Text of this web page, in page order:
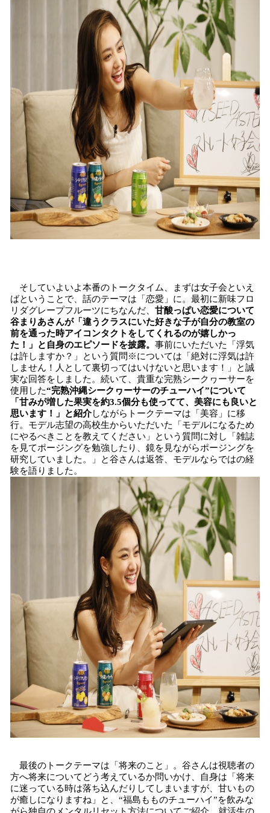
そしていよいよ本番のトークタイム、まずは女子会といえ
ばということで、話のテーマは「恋愛」に。最初に新味フロ
リダグレープフルーツにちなんだ、 甘酸っぱい恋愛について
谷まりあさんが「違うクラスにいた好きな子が自分の教室の
前を通った時アイコンタクトをしてくれるのが嬉しかっ
た！」と自身のエピソードを披露。 事前にいただいた「浮気
は許しますか？」という質問※については「絶対に浮気は許
しません！人として裏切ってはいけないと思います！」と誠
実な回答をしました。続いて、貴重な完熟シークヮーサーを
使用した“完熟沖縄シークヮーサーのチューハイ”について
「甘みが増した果実を約3.5個分も使ってて、美容にも良いと
思います！」と紹介しながらトークテーマは「美容」に移
行。モデル志望の高校生からいただいた「モデルになるため
にやるべきことを教えてください」という質問に対し「雑誌
を見てポージングを勉強したり、鏡を見ながらポージングを
研究していました。」と谷さんは返答、モデルならではの経
験を語りました。
最後のトークテーマは「将来のこと」。谷さんは視聴者の
方へ将来についてどう考えているか問いかけ、自身は「将来
に迷っている時は落ち込んだりしてしまいますが、甘いもの
が癒しになりますね」と、“福島もものチューハイ”を飲みな